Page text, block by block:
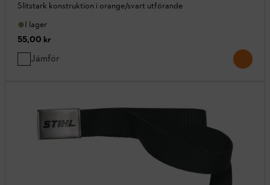
Slitstark konstruktion i orange/svart utförande
I lager
55,00 kr
Jämför